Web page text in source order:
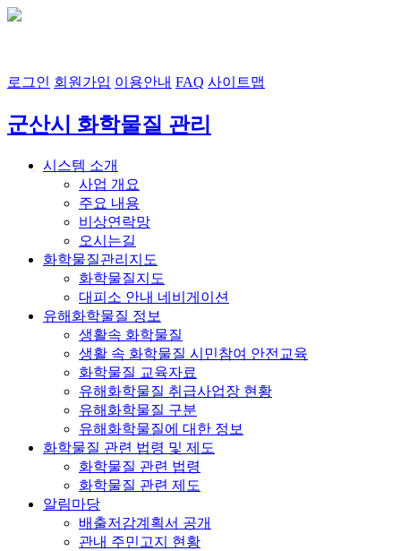
로그인 회원가입 이용안내 FAQ 사이트맵
군산시 화학물질 관리
시스템 소개
사업 개요
주요 내용
비상연락망
오시는길
화학물질관리지도
화학물질지도
대피소 안내 네비게이션
유해화학물질 정보
생활속 화학물질
생활 속 화학물질 시민참여 안전교육
화학물질 교육자료
유해화학물질 취급사업장 현황
유해화학물질 구분
유해화학물질에 대한 정보
화학물질 관련 법령 및 제도
화학물질 관련 법령
화학물질 관련 제도
알림마당
배출저감계획서 공개
관내 주민고지 현황